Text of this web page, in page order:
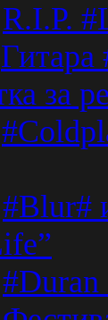
R.I.P.
за
#Blur#
#Duran